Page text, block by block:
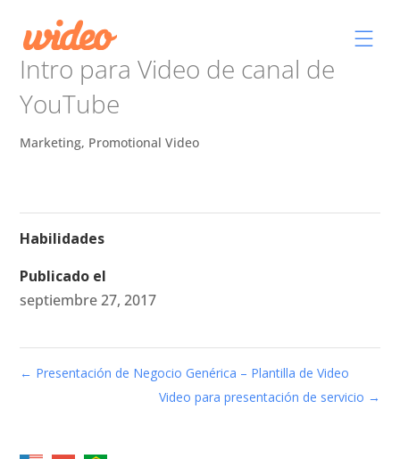
Intro para Video de canal de
YouTube
Marketing, Promotional Video
Habilidades
Publicado el
septiembre 27, 2017
← Presentación de Negocio Genérica – Plantilla de Video
Video para presentación de servicio →